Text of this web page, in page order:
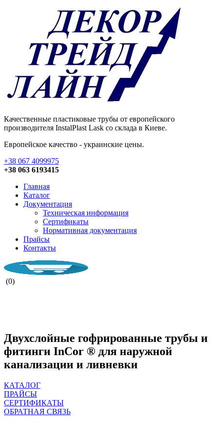
Качественные пластиковые трубы от европейского
производителя InstalPlast Lask со склада в Киеве.
Европейское качество - украинские цены.
+38 067 4099975
+38 063 6193415
Главная
Каталог
Документация
Техническая информация
Сертификаты
Нормативная документация
Прайсы
Контакты
(0)
Двухслойные гофрированные трубы и
фитинги InCor ® для наружной
канализации и ливневки
КАТАЛОГ
ПРАЙСЫ
СЕРТИФИКАТЫ
ОБРАТНАЯ СВЯЗЬ